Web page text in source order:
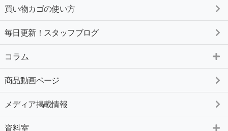
買い物カゴの使い方
毎日更新！スタッフブログ
コラム
商品動画ページ
メディア掲載情報
資料室